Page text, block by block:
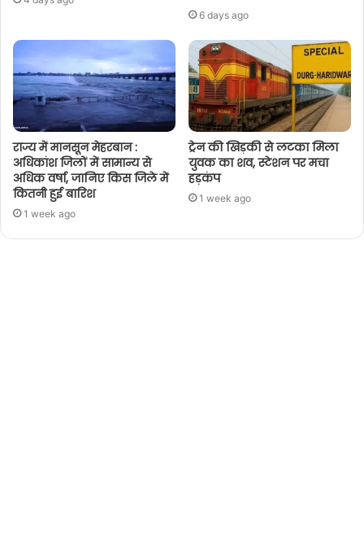
6 days ago
राज्य में मानसून मेहरबान :
अधिकांश जिलों में सामान्य से
अधिक वर्षा, जानिए किस जिले में
कितनी हुई बारिश
1 week ago
ट्रेन की खिड़की से लटका मिला
युवक का शव, स्टेशन पर मचा
हड़कंप
1 week ago